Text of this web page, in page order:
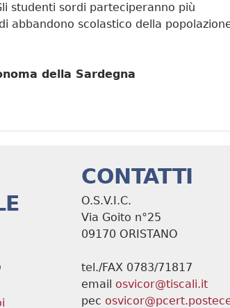
studenti sordi parteciperanno più
abbandono scolastico della
della Sardegna
CONTATTI
O.S.V.I.C.
Via Goito n°25
09170 ORISTANO
tel./FAX 0783/71817
email osvicor@tiscali.it
pec